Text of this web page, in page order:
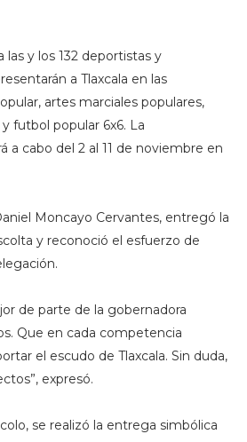
las y los 132 deportistas y
a Tlaxcala en las
artes marciales populares,
futbol popular 6x6. La
a cabo del 2 al 11 de noviembre en
Moncayo Cervantes, entregó la
y reconoció el esfuerzo de
de parte de la gobernadora
Que en cada competencia
el escudo de Tlaxcala. Sin duda,
expresó.
se realizó la entrega simbólica